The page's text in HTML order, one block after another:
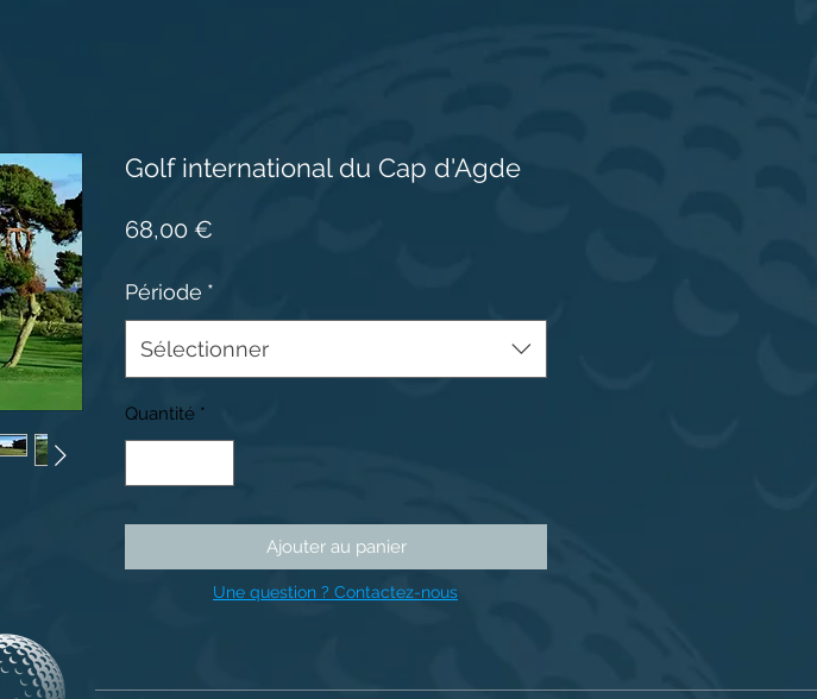
Golf international du Cap d'Agde
68,00 €
Période *
Sélectionner
Quantité *
Ajouter au panier
Une question ? Contactez-nous